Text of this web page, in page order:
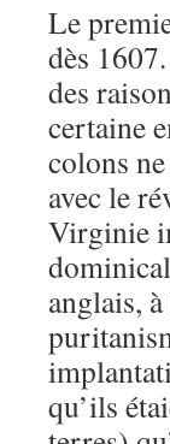
Le
dès
des
certaine
colons
avec le
Virginie
anglais,
qu’ils